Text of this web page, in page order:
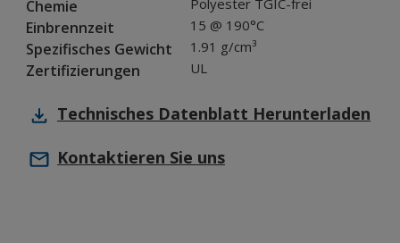
Chemie Polyester TGIC-frei
Einbrennzeit 15 @ 190°C
Spezifisches Gewicht 1.91 g/cm³
Zertifizierungen UL
Technisches Datenblatt Herunterladen
Kontaktieren Sie uns